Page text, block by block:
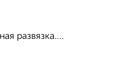
развязка....